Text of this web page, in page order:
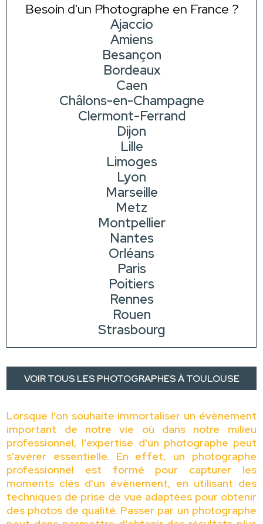
Besoin d'un Photographe en France ?
Ajaccio
Amiens
Besançon
Bordeaux
Caen
Châlons-en-Champagne
Clermont-Ferrand
Dijon
Lille
Limoges
Lyon
Marseille
Metz
Montpellier
Nantes
Orléans
Paris
Poitiers
Rennes
Rouen
Strasbourg
VOIR TOUS LES PHOTOGRAPHES À TOULOUSE
Lorsque l'on souhaite immortaliser un évènement
important de notre vie où dans notre milieu
professionnel, l'expertise d'un photographe peut
s'avérer essentielle. En effet, un photographe
professionnel est formé pour capturer les
moments clés d'un évènement, en utilisant des
techniques de prise de vue adaptées pour obtenir
des photos de qualité. Passer par un photographe